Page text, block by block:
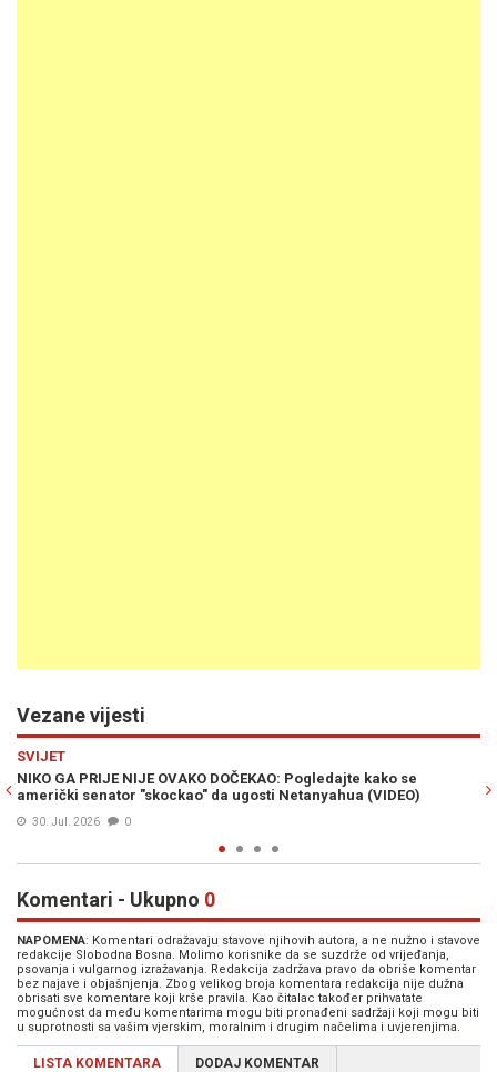
Vezane vijesti
Pogledajte kako se
ugosti Netanyahua (VIDEO)
"NISI DOBRODOŠAO, MJESTO
Yorka javno zatražio aktivaciju
Komentari - Ukupno 0
NAPOMENA: Komentari odražavaju stavove njihovih autora, a ne nužno i stavove
redakcije Slobodna Bosna. Molimo korisnike da se suzdrže od vrijeđanja,
psovanja i vulgarnog izražavanja. Redakcija zadržava pravo da obriše komentar
bez najave i objašnjenja. Zbog velikog broja komentara redakcija nije dužna
obrisati sve komentare koji krše pravila. Kao čitalac također prihvatate
mogućnost da među komentarima mogu biti pronađeni sadržaji koji mogu biti
u suprotnosti sa vašim vjerskim, moralnim i drugim načelima i uvjerenjima.
LISTA KOMENTARA DODAJ KOMENTAR